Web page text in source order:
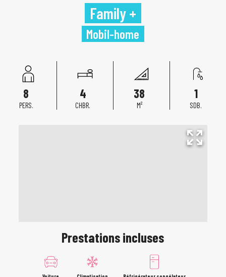
Family +
Mobil-home
8
PERS.
4
CHBR.
38
M²
1
SDB.
Prestations incluses